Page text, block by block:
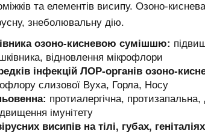
та елементів висипу. Озоно-
знеболювальну дію.
озоно-кисневою сумішшю:
відновлення мікрофлори
інфекцій ЛОР-органів озоно-
слизової Вуха, Горла, Носу
протиалергічна, протизапальна,
імунітету
висипів на тілі, губах,